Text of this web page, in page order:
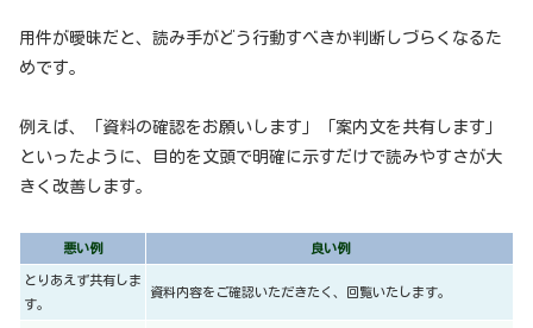
用件が曖昧だと、読み手がどう行動すべきか判断しづらくなるた
めです。
例えば、「資料の確認をお願いします」「案内文を共有します」
といったように、目的を文頭で明確に示すだけで読みやすさが大
きく改善します。
悪い例 良い例
とりあえず共有しま
す。
資料内容をご確認いただきたく、回覧いたします。